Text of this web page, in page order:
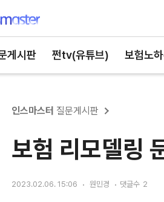
게시판 쩐tv(유튜브) 보험노
인스마스터 질문게시판
보험 리모델링
2023.02.06. 15:06 원민경 댓글수 2